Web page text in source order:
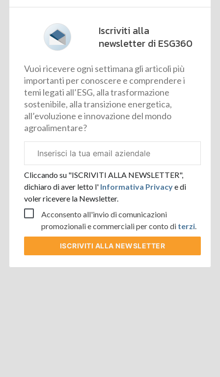
Iscriviti alla
newsletter di ESG360
Vuoi ricevere ogni settimana gli articoli più
importanti per conoscere e comprendere i
temi legati all’ESG, alla trasformazione
sostenibile, alla transizione energetica,
all’evoluzione e innovazione del mondo
agroalimentare?
aziendale
Cliccando su "ISCRIVITI ALLA NEWSLETTER",
dichiaro di aver letto l' Informativa Privacye di
voler ricevere la Newsletter.
Acconsento all'invio di comunicazioni
promozionali e commerciali per conto di terzi
ISCRIVITI ALLA NEWSLETTER